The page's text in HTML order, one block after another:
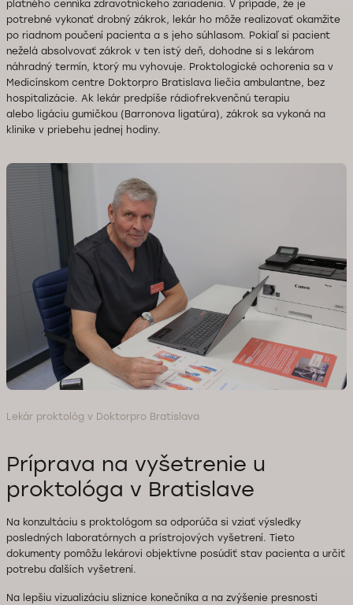
platného cenníka zdravotníckeho zariadenia. V prípade, že je
potrebné vykonať drobný zákrok, lekár ho môže realizovať okamžite
po riadnom poučení pacienta a s jeho súhlasom. Pokiaľ si pacient
neželá absolvovať zákrok v ten istý deň, dohodne si s lekárom
náhradný termín, ktorý mu vyhovuje. Proktologické ochorenia sa v
Medicínskom centre Doktorpro Bratislava liečia ambulantne, bez
hospitalizácie. Ak lekár predpíše rádiofrekvenčnú terapiu
alebo ligáciu gumičkou (Barronova ligatúra), zákrok sa vykoná na
klinike v priebehu jednej hodiny.
Lekár proktológ v Doktorpro Bratislava
Príprava na vyšetrenie u
proktológa v Bratislave
Na konzultáciu s proktológom sa odporúča si vziať výsledky
posledných laboratórnych a prístrojových vyšetrení. Tieto
dokumenty pomôžu lekárovi objektívne posúdiť stav pacienta a určiť
potrebu ďalších vyšetrení.
Na lepšiu vizualizáciu sliznice konečníka a na zvýšenie presnosti